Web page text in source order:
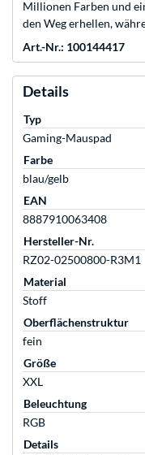
Millionen Farben und
den Weg erhellen,
Art.-Nr.: 100144417
Details
Typ
Gaming-Mauspad
Farbe
blau/gelb
EAN
8887910063408
Hersteller-Nr.
RZ02-02500800-R3M1
Material
Stoff
Oberflächenstruktur
fein
Größe
XXL
Beleuchtung
RGB
Details